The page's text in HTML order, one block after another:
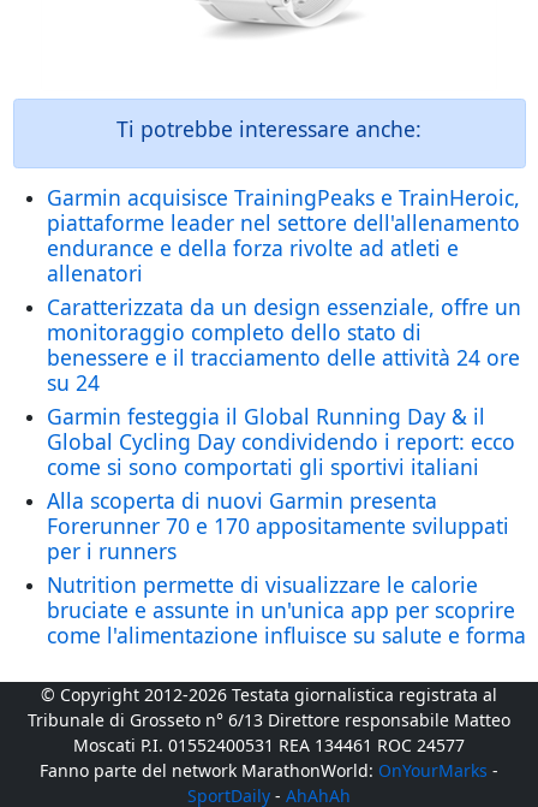
Ti potrebbe interessare anche:
Garmin acquisisce TrainingPeaks e TrainHeroic,
piattaforme leader nel settore dell'allenamento
endurance e della forza rivolte ad atleti e
allenatori
Caratterizzata da un design essenziale, offre un
monitoraggio completo dello stato di
benessere e il tracciamento delle attività 24 ore
su 24
Garmin festeggia il Global Running Day & il
Global Cycling Day condividendo i report: ecco
come si sono comportati gli sportivi italiani
Alla scoperta di nuovi Garmin presenta
Forerunner 70 e 170 appositamente sviluppati
per i runners
Nutrition permette di visualizzare le calorie
bruciate e assunte in un'unica app per scoprire
come l'alimentazione influisce su salute e forma
© Copyright 2012-2026 Testata giornalistica registrata al
Tribunale di Grosseto n° 6/13 Direttore responsabile Matteo
Moscati P.I. 01552400531 REA 134461 ROC 24577
Fanno parte del network MarathonWorld: OnYourMarks -
SportDaily - AhAhAh